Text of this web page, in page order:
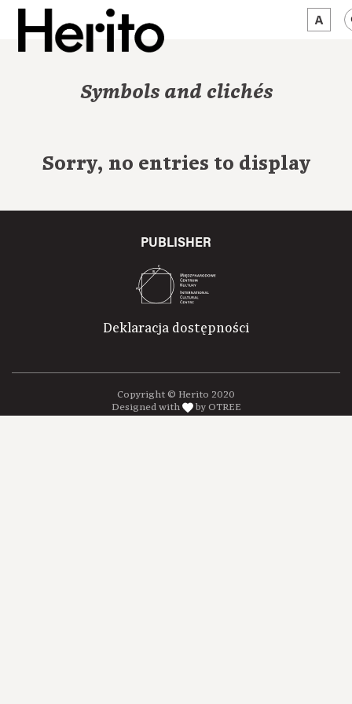
WORTH A LOOK
EN
Symbols and clichés
Sorry, no entries to display
PUBLISHER
Deklaracja dostępności
Copyright © Herito 2020
Designed with
by OTREE